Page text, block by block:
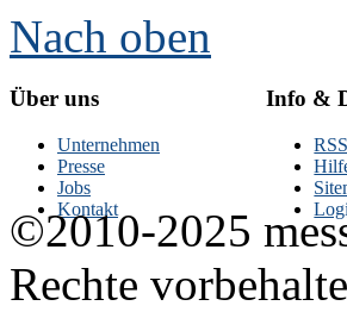
Nach oben
Über uns
Unternehmen
Presse
Jobs
Kontakt
Info &
©2010-2025
Rechte